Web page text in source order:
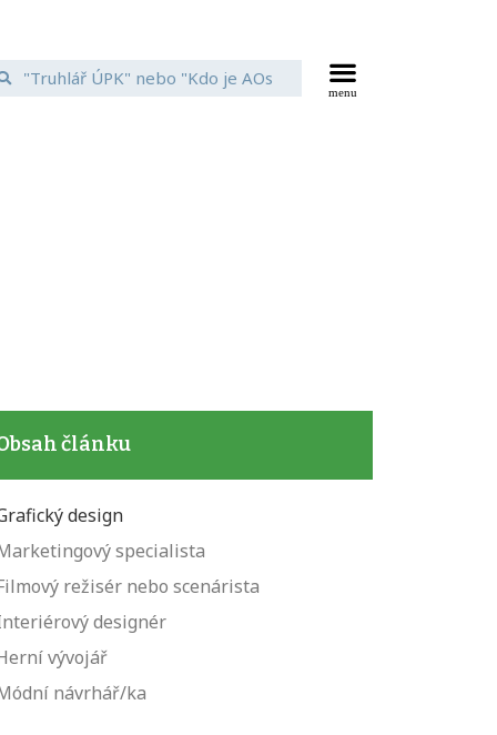
článku
design
specialista
režisér nebo scenárista
designér
vývojář
návrhář/ka